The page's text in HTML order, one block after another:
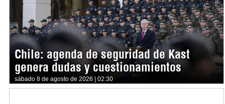
Chile: agenda de seguridad de Kast
genera dudas y cuestionamientos
sábado 8 de agosto de 2026 | 02:30